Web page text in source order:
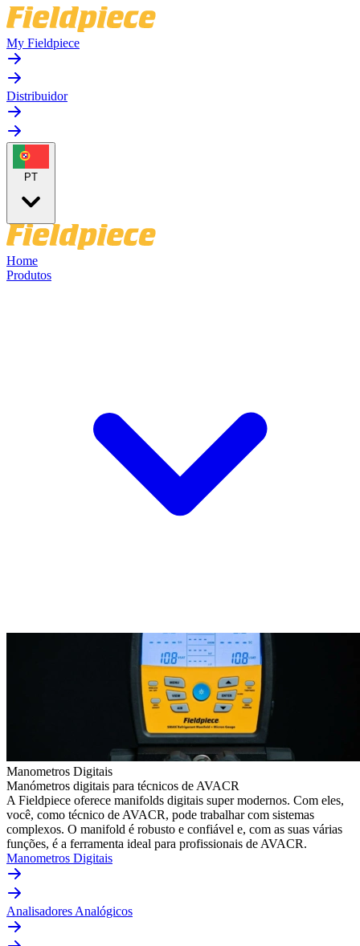
My Fieldpiece
Distribuidor
PT
Home
Produtos
Manometros Digitais
Manómetros digitais para técnicos de AVACR
A Fieldpiece oferece manifolds digitais super modernos. Com eles,
você, como técnico de AVACR, pode trabalhar com sistemas
complexos. O manifold é robusto e confiável e, com as suas várias
funções, é a ferramenta ideal para profissionais de AVACR.
Manometros Digitais
Analisadores Analógicos